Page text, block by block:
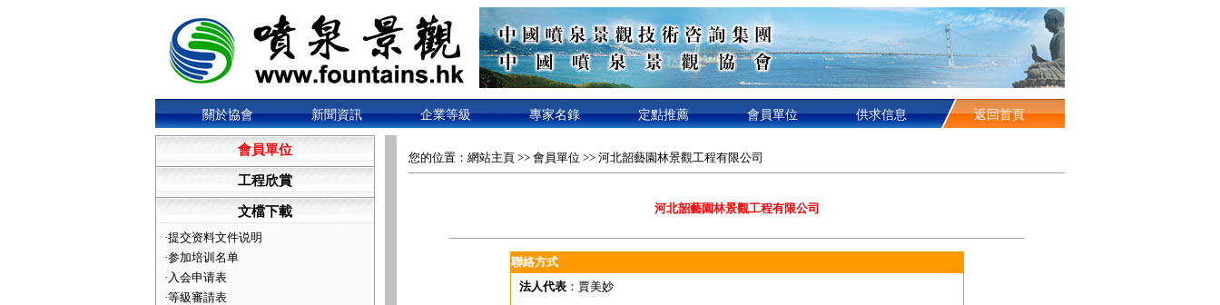
關於協會 新聞資訊 企業等級 專家名錄 定點推薦 會員單位 供求信息 返回首頁
會員單位
工程欣賞
文檔下載
·提交资料文件说明
·参加培训名单
· 入会申请表
·等級審請表
您的位置： 網站主頁 >> 會員單位 >> 河北韶藝園林景觀工程有限公司
河北韶藝園林景觀工程有限公司
聯絡方式
法人代表：賈美妙